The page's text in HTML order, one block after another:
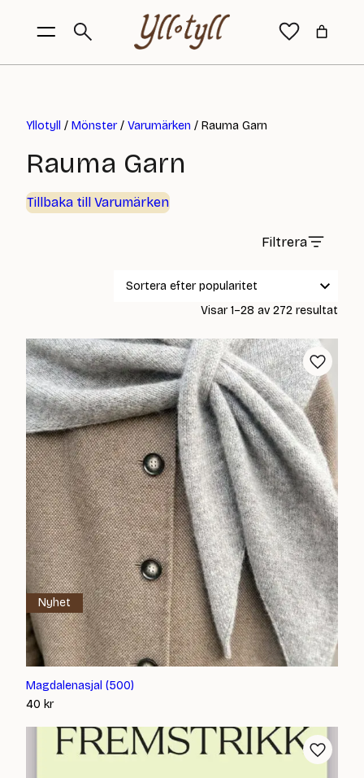
Yllotyll / Mönster/ Varumärken / Rauma Garn
Rauma Garn
Tillbaka till Varumärken
Filtrera
Visar 1–28 av 272 resultat
Magdalenasjal (500)
40 kr
Nyhet